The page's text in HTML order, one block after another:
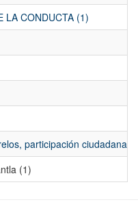
LA CONDUCTA (1)
participación
(1)